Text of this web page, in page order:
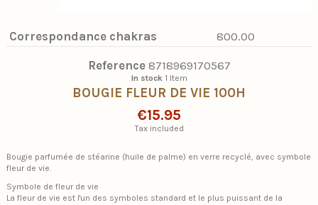
Correspondance chakras 800.00
Reference 8718969170567
In stock 1 Item
BOUGIE FLEUR DE VIE 100H
€15.95
Tax included
Bougie parfumée de stéarine (huile de palme) en verre recyclé, avec symbole
fleur de vie.
Symbole de fleur de vie
La fleur de vie est l'un des symboles standard et le plus puissant de la